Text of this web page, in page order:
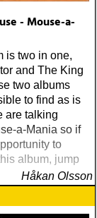
- Mouse-a-
is two in one,
and The King
two albums
to find as is
are talking
a-Mania so if
to
album, jump
Håkan Olsson